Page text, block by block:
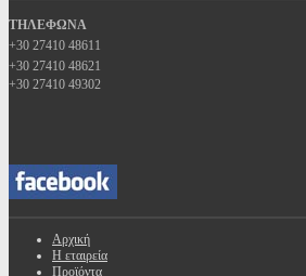
ΤΗΛΕΦΩΝΑ
+30 27410 48611
+30 27410 48621
+30 27410 49302
Αρχική
Η εταιρεία
Προϊόντα